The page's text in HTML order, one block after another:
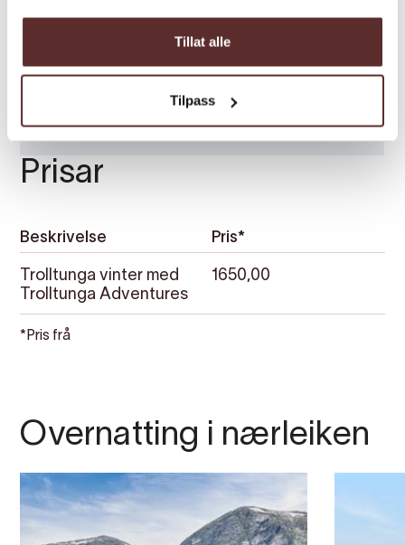
Tillat alle
Tilpass
Prisar
Beskrivelse Pris*
Trolltunga vinter med
Trolltunga Adventures
1650,00
*Pris frå
Overnatting i nærleiken